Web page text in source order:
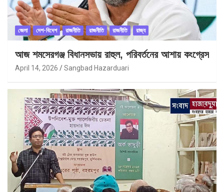
জেলা দেশ-বিদেশ রাজনীতি রাজনীতি রাজনীতি রাজ্য
আজ শমসেরগঞ্জ বিধানসভায় রাহুল, পরিবর্তনের আশায় কংগ্রেস
April 14, 2026 Sangbad Hazarduari